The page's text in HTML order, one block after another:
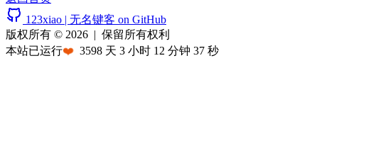
123xiao | 无名键客 on GitHub
版权所有 © 2026 | 保留所有权利
本站已运行❤️ 3598 天 3 小时 12 分钟 37 秒